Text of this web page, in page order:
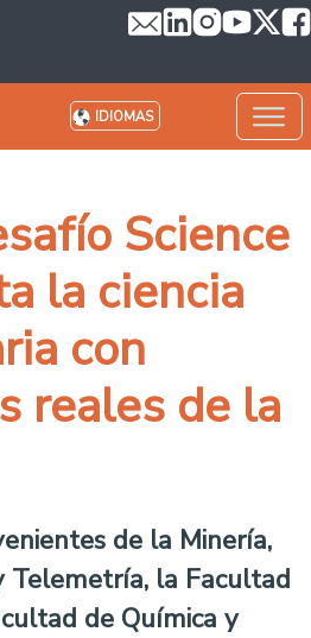
IDIOMAS
Science
la ciencia
con
reales de la
de la Minería,
Telemetría, la Facultad
de Química y